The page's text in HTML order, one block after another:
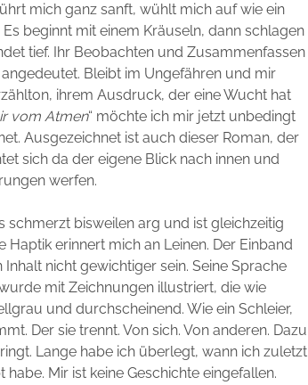
mich ganz sanft, wühlt mich auf wie ein
beginnt mit einem Kräuseln, dann schlagen
tief. Ihr Beobachten und Zusammenfassen
Bleibt im Ungefähren und mir
ihrem Ausdruck, der eine Wucht hat
vom Atmen“ möchte ich mir jetzt unbedingt
Ausgezeichnet ist auch dieser Roman, der
sich da der eigene Blick nach innen und
werfen.
schmerzt bisweilen arg und ist gleichzeitig
erinnert mich an Leinen. Der Einband
nicht gewichtiger sein. Seine Sprache
mit Zeichnungen illustriert, die wie
und durchscheinend. Wie ein Schleier,
Der sie trennt. Von sich. Von anderen. Dazu
Lange habe ich überlegt, wann ich zuletzt
Mir ist keine Geschichte eingefallen.